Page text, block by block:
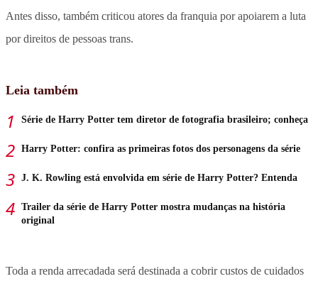
Antes disso, também criticou atores da franquia por apoiarem a luta
por direitos de pessoas trans.
Leia também
Série de Harry Potter tem diretor de fotografia brasileiro; conheça
Harry Potter: confira as primeiras fotos dos personagens da série
J. K. Rowling está envolvida em série de Harry Potter? Entenda
Trailer da série de Harry Potter mostra mudanças na história
original
Toda a renda arrecadada será destinada a cobrir custos de cuidados